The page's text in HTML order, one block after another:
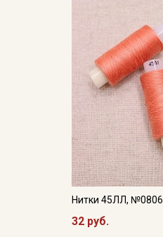
Нитки 45ЛЛ, №0806
32 руб.